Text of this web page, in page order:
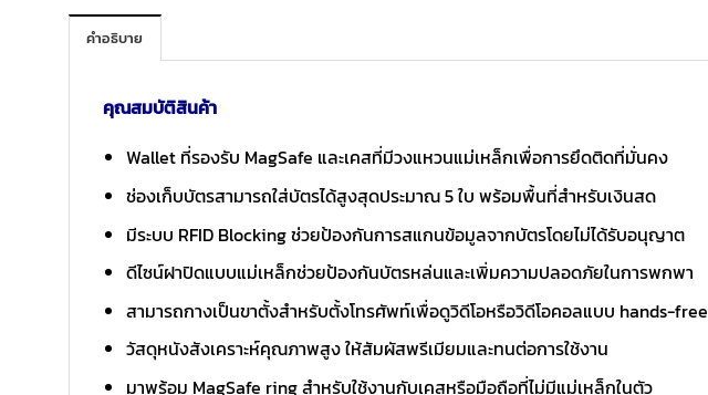
คำอธิบาย
คุณสมบัติสินค้า
Wallet ที่รองรับ MagSafe และเคสที่มีวงแหวนแม่เหล็กเพื่อการยึดติดที่มั่นคง
ช่องเก็บบัตรสามารถใส่บัตรได้สูงสุดประมาณ 5 ใบ พร้อมพื้นที่สำหรับเงินสด
มีระบบ RFID Blocking ช่วยป้องกันการสแกนข้อมูลจากบัตรโดยไม่ได้รับอนุญาต
ดีไซน์ฝาปิดแบบแม่เหล็กช่วยป้องกันบัตรหล่นและเพิ่มความปลอดภัยในการพกพา
สามารถกางเป็นขาตั้งสำหรับตั้งโทรศัพท์เพื่อดูวิดีโอหรือวิดีโอคอลแบบ hands-free
วัสดุหนังสังเคราะห์คุณภาพสูง ให้สัมผัสพรีเมียมและทนต่อการใช้งาน
มาพร้อม MagSafe ring สำหรับใช้งานกับเคสหรือมือถือที่ไม่มีแม่เหล็กในตัว